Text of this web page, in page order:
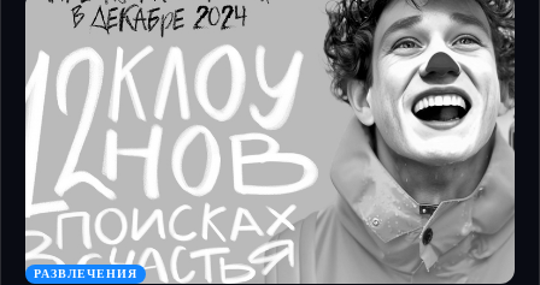
РАЗВЛЕЧЕНИЯ